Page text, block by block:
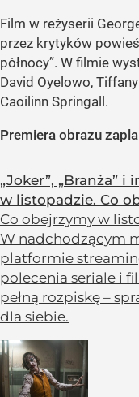
Film w reżyserii
przez krytyków
północy”. W filmie
David Oyelowo,
Caoilinn Springall.
Premiera obrazu
„Joker”, „Branża”
w listopadzie. Co
Co obejrzymy w
W nadchodzącym
platformie
polecenia seriale i
pełną rozpiskę –
dla siebie.